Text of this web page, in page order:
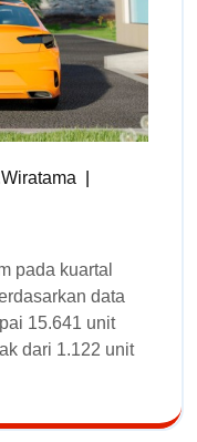
data
15.641 unit
dari 1.122 unit